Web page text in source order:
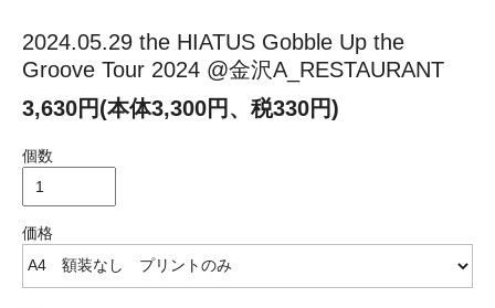
2024.05.29 the HIATUS Gobble Up the
Groove Tour 2024 @金沢A_RESTAURANT
3,630円(本体3,300円、税330円)
個数
価格